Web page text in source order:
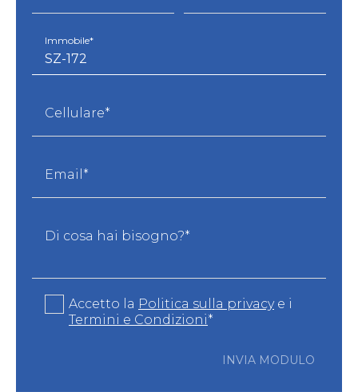
Immobile*
Cellulare*
Email*
Di cosa hai bisogno?*
Accetto la Politica sulla privacye i
Termini e Condizioni*
INVIA MODULO